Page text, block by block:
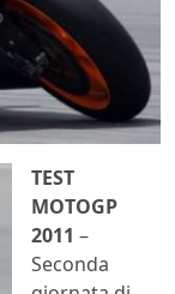
TEST
MOTOGP
2011 –
Seconda